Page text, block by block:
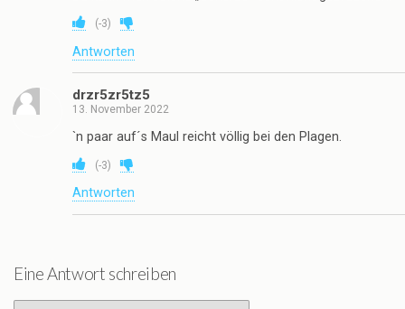
(-3)
Antworten
drzr5zr5tz5
13. November 2022
`n paar auf´s Maul reicht völlig bei den Plagen.
(-3)
Antworten
Eine Antwort schreiben